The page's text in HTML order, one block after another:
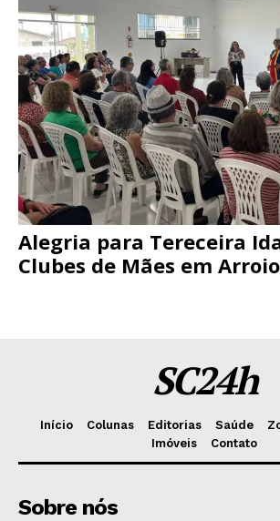
Alegria para Tereceira
Clubes de Mães em
SC24h
Início Colunas Editorias Saúde
Imóveis
Contato
Sobre nós